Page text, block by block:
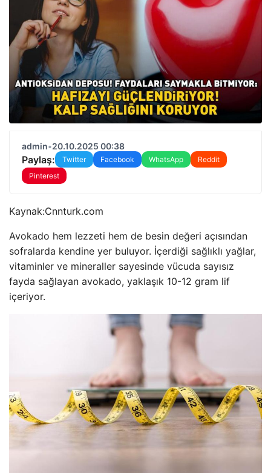
admin•20.10.2025 00:38
Paylaş: Twitter Facebook WhatsApp
Reddit
Pinterest
Kaynak:Cnnturk.com
Avokado hem lezzeti hem de besin değeri açısından
sofralarda kendine yer buluyor. İçerdiği sağlıklı yağlar,
vitaminler ve mineraller sayesinde vücuda sayısız
fayda sağlayan avokado, yaklaşık 10-12 gram lif
içeriyor.